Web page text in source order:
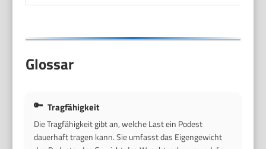
Glossar
Tragfähigkeit
Die Tragfähigkeit gibt an, welche Last ein Podest
dauerhaft tragen kann. Sie umfasst das Eigengewicht